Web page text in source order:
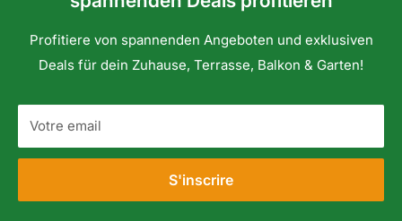
Profitiere von spannenden Angeboten und exklusiven
Deals für dein Zuhause, Terrasse, Balkon & Garten!
Votre email
S'inscrire